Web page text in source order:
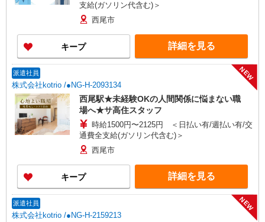
支給(ガソリン代含む)＞
西尾市
キープ 詳細を見る
派遣社員
株式会社kotrio /●NG-H-2093134
NEW
西尾駅★未経験OKの人間関係に悩まない職
場へ★サ高住スタッフ
時給1500円〜2125円 ＜日払い有/週払い有/交
通費全支給(ガソリン代含む)＞
西尾市
キープ 詳細を見る
派遣社員
株式会社kotrio /●NG-H-2159213
NEW